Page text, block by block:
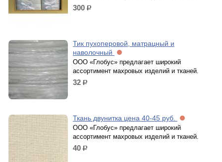
300 р.
Тик пухоперовой, матрацный и
наволочный
ООО «Глобус» предлагает широкий
ассортимент махровых изделий и тканей.
32 р.
Ткань двунитка цена 40-45 руб.
ООО «Глобус» предлагает широкий
ассортимент махровых изделий и тканей.
40 р.